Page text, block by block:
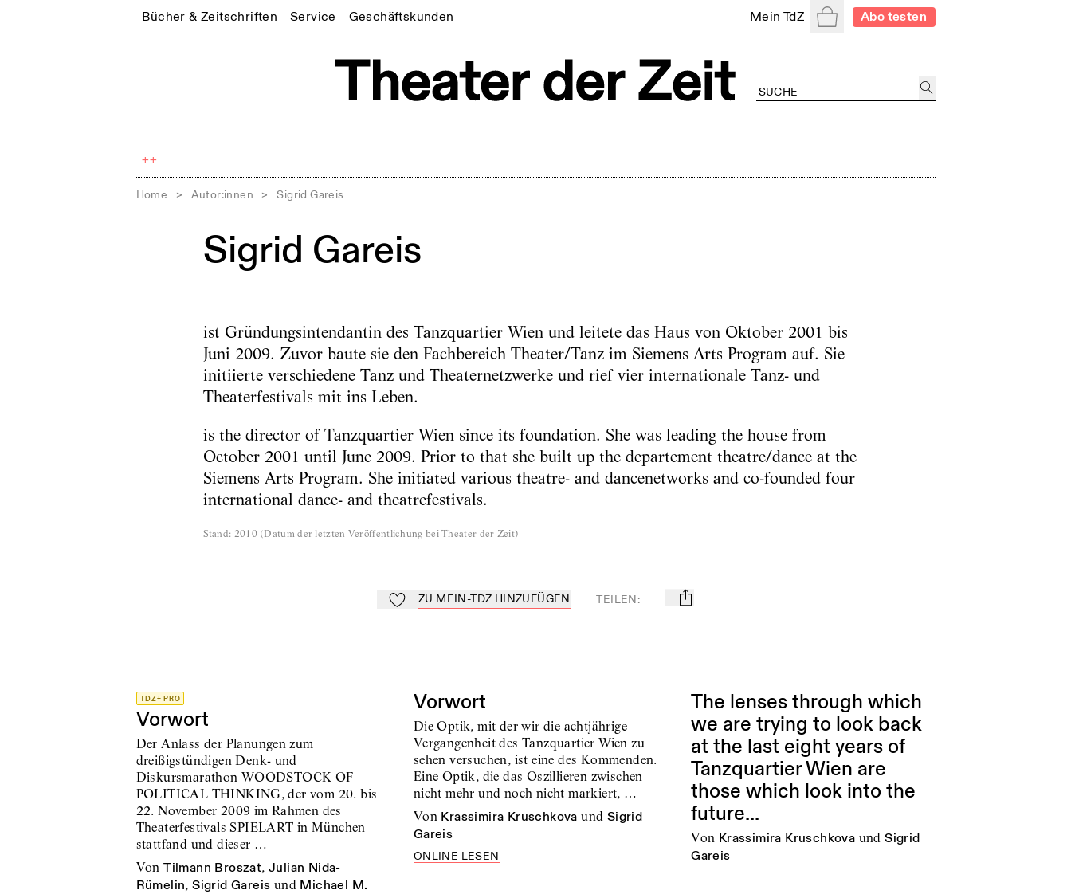
Bücher & Zeitschriften Service Geschäftskunden Mein TdZ WarenkorbAbo testen
++
Home > Autor:innen > Sigrid Gareis
Sigrid Gareis
ist Gründungsintendantin des Tanzquartier Wien und leitete das Haus von Oktober 2001 bis
Juni 2009. Zuvor baute sie den Fachbereich Theater/Tanz im Siemens Arts Program auf. Sie
initiierte verschiedene Tanz und Theaternetzwerke und rief vier internationale Tanz- und
Theaterfestivals mit ins Leben.
is the director of Tanzquartier Wien since its foundation. She was leading the house from
October 2001 until June 2009. Prior to that she built up the departement theatre/dance at the
Siemens Arts Program. She initiated various theatre- and dancenetworks and co-founded four
international dance- and theatrefestivals.
Stand: 2010 (Datum der letzten Veröffentlichung bei Theater der Zeit)
Zu Mein-TdZ hinzufügen
ZU MEIN-TDZ HINZUFÜGEN TEILEN: mail
TDZ+ PRO
Vorwort
Der Anlass der Planungen zum
dreißigstündigen Denk- und
Diskursmarathon WOODSTOCK OF
POLITICAL THINKING, der vom 20. bis
22. November 2009 im Rahmen des
Theaterfestivals SPIELART in München
stattfand und dieser …
von Tilmann Broszat, Julian Nida-
Rümelin,Sigrid Gareis und Michael M.
Vorwort
Die Optik, mit der wir die achtjährige
Vergangenheit des Tanzquartier Wien zu
sehen versuchen, ist eine des Kommenden.
Eine Optik, die das Oszillieren zwischen
nicht mehr und noch nicht markiert, …
von Krassimira Kruschkova und Sigrid
Gareis
ONLINE LESEN
The lenses through which
we are trying to look back
at the last eight years of
Tanzquartier Wien are
those which look into the
future...
von Krassimira Kruschkova und Sigrid
Gareis